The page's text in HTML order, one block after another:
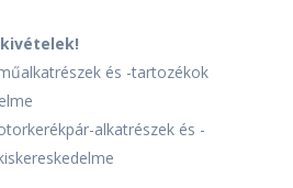
és -tartozékok
alkatrészek és -